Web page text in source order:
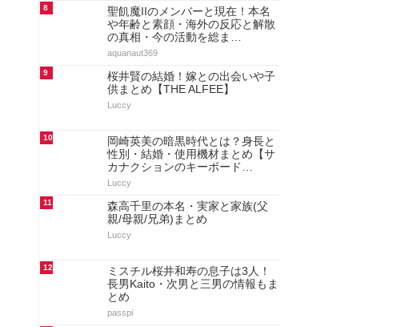
8
聖飢魔IIのメンバーと現在！本名
や年齢と素顔・海外の反応と解散
の真相・今の活動を総ま…
aquanaut369
9
桜井賢の結婚！嫁との出会いや子
供まとめ【THE ALFEE】
Luccy
10
岡崎英美の暗黒時代とは？身長と
性別・結婚・使用機材まとめ【サ
カナクションのキーボード…
Luccy
11
森高千里の本名・実家と家族(父
親/母親/兄弟)まとめ
Luccy
12
ミスチル桜井和寿の息子は3人！
長男Kaito・次男と三男の情報もま
とめ
passpi